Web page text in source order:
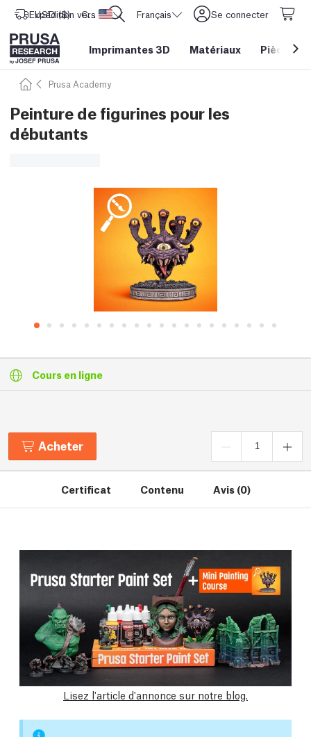
Expédition vers Etats-Unis d'Amérique
USD ($) CORE One L: Maintenant en stock ! Français Se connecter
Imprimantes 3D Matériaux Pièces&
Prusa Academy
Peinture de figurines pour les
débutants
Cours en ligne
Acheter
Certificat Contenu Avis (0)
Lisez l'article d'annonce sur notre blog.